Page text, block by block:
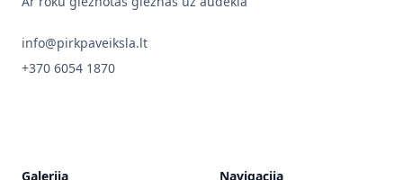
info@pirkpaveiksla.lt
+370 6054 1870
Galerija Navigacija